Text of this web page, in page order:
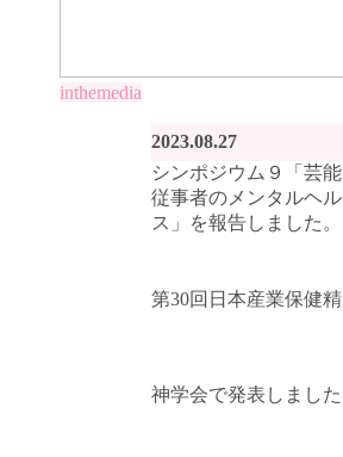
inthemedia
第30回日本産業保健精
神学会で発表しました
シンポジウム９「芸能
従事者のメンタルヘル
ス」を報告しました。
2023.08.27